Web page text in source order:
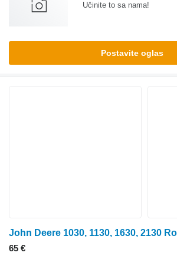
Učinite to sa nama!
Postavite oglas
65 €